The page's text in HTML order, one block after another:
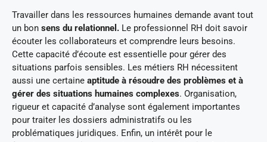
Travailler dans les ressources humaines demande avant tout
un bon sens du relationnel. Le professionnel RH doit savoir
écouter les collaborateurs et comprendre leurs besoins.
Cette capacité d’écoute est essentielle pour gérer des
situations parfois sensibles. Les métiers RH nécessitent
aussi une certaine aptitude à résoudre des problèmes et à
gérer des situations humaines complexes. Organisation,
rigueur et capacité d’analyse sont également importantes
pour traiter les dossiers administratifs ou les
problématiques juridiques. Enfin, un intérêt pour le